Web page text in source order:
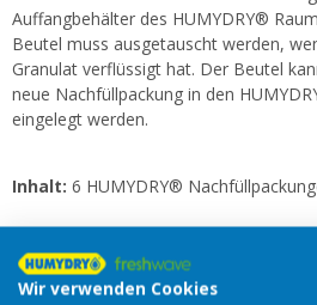
Auffangbehälter des HUMYDRY®
Beutel muss ausgetauscht werden,
Granulat verflüssigt hat. Der Beutel
neue Nachfüllpackung in den
eingelegt werden.
Inhalt: 6 HUMYDRY®
andere Artikel in der
Wir verwenden Cookies